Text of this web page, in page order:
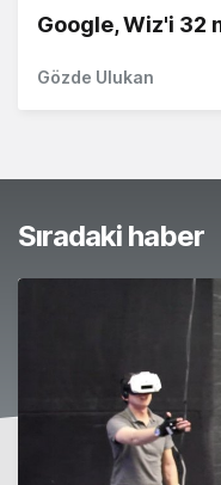
Google, Wiz'i 32
Gözde Ulukan
Sıradaki haber